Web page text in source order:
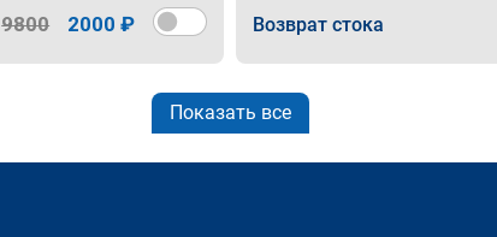
9800 2000 ₽ Возврат стока
Показать все